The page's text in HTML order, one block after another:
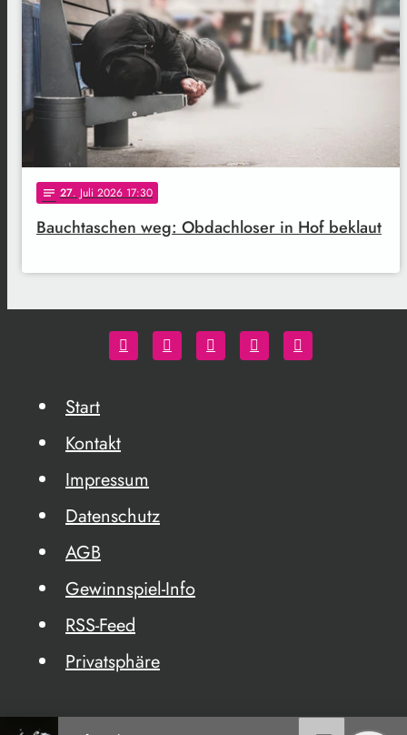
notes 27. Juli 2026 17:30
Bauchtaschen weg: Obdachloser in Hof beklaut
Start
Kontakt
Impressum
Datenschutz
AGB
Gewinnspiel-Info
RSS-Feed
Privatsphäre